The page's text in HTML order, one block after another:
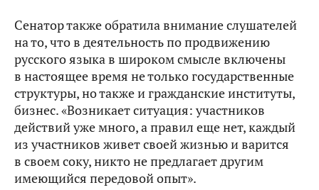
Сенатор также обратила внимание слушателей
на то, что в деятельность по продвижению
русского языка в широком смысле включены
в настоящее время не только государственные
структуры, но также и гражданские институты,
бизнес. «Возникает ситуация: участников
действий уже много, а правил еще нет, каждый
из участников живет своей жизнью и варится
в своем соку, никто не предлагает другим
имеющийся передовой опыт».